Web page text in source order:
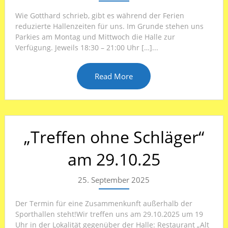
Wie Gotthard schrieb, gibt es während der Ferien
reduzierte Hallenzeiten für uns. Im Grunde stehen uns
Parkies am Montag und Mittwoch die Halle zur
Verfügung. Jeweils 18:30 – 21:00 Uhr […]...
Read More
„Treffen ohne Schläger“
am 29.10.25
25. September 2025
Der Termin für eine Zusammenkunft außerhalb der
Sporthallen steht!Wir treffen uns am 29.10.2025 um 19
Uhr in der Lokalität gegenüber der Halle: Restaurant „Alt